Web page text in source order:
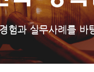
험과 실무사례를 바